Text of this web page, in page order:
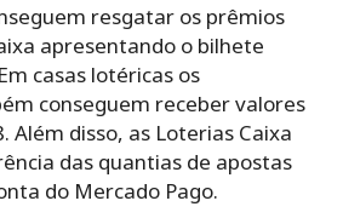
resgatar os prêmios
apresentando o bilhete
casas lotéricas os
conseguem receber valores
Além disso, as Loterias Caixa
das quantias de apostas
do Mercado Pago.